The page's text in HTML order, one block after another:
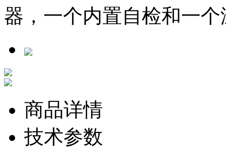
器，一个内置自检和一
商品详情
技术参数